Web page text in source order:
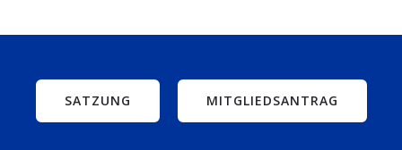
SATZUNG MITGLIEDSANTRAG